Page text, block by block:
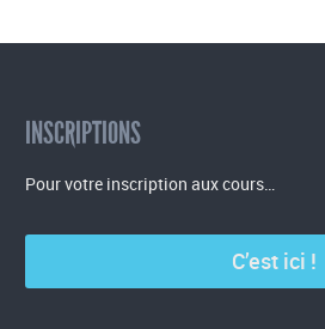
INSCRIPTIONS
Pour votre inscription aux cours…
C’est ici !